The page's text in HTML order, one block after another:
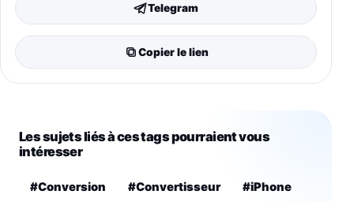
Telegram
Copier le lien
Les sujets liés à ces tags pourraient vous
intéresser
#Conversion #Convertisseur #iPhone